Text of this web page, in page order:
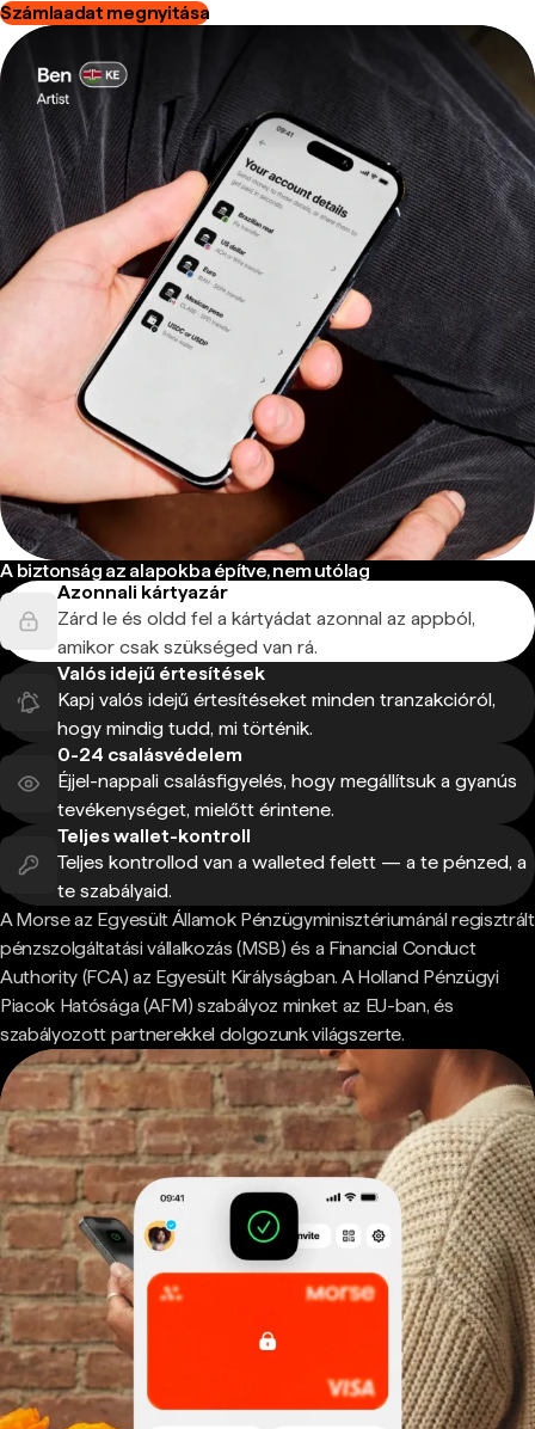
Számlaadat megnyitása
A biztonság az alapokba építve, nem utólag
Azonnali kártyazár
Zárd le és oldd fel a kártyádat azonnal az appból,
amikor csak szükséged van rá.
Valós idejű értesítések
Kapj valós idejű értesítéseket minden tranzakcióról,
hogy mindig tudd, mi történik.
0-24 csalásvédelem
Éjjel-nappali csalásfigyelés, hogy megállítsuk a gyanús
tevékenységet, mielőtt érintene.
Teljes wallet-kontroll
Teljes kontrollod van a walleted felett — a te pénzed, a
te szabályaid.
A Morse az Egyesült Államok Pénzügyminisztériumánál regisztrált
pénzszolgáltatási vállalkozás (MSB) és a Financial Conduct
Authority (FCA) az Egyesült Királyságban. A Holland Pénzügyi
Piacok Hatósága (AFM) szabályoz minket az EU-ban, és
szabályozott partnerekkel dolgozunk világszerte.